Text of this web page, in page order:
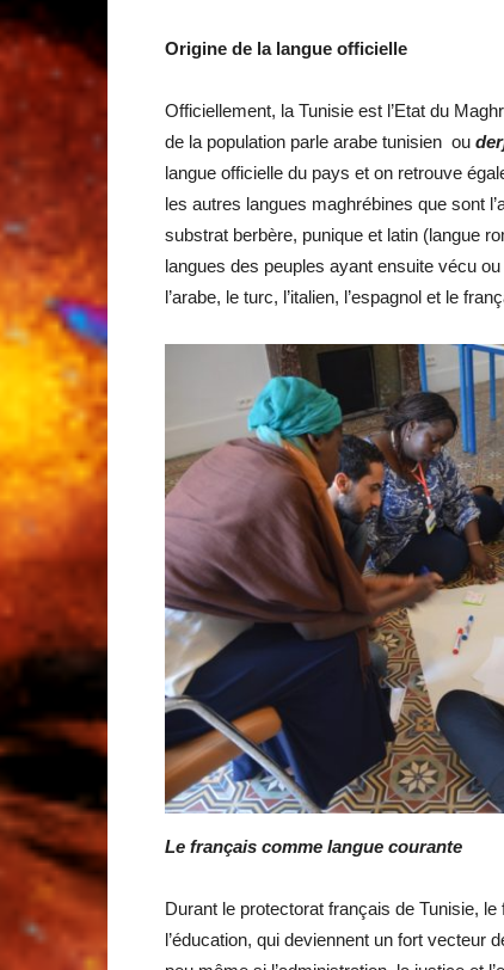
Origine de la langue officielle
Officiellement, la Tunisie est l’Etat du
de la population parle arabe tunisien ou
langue officielle du pays et on retrouve
les autres langues maghrébines que sont
substrat berbère, punique et latin (langue
langues des peuples ayant ensuite vécu
l’arabe, le turc, l’italien, l’espagnol et le
Le français comme langue courante
Durant le protectorat français de Tunisie,
l’éducation, qui deviennent un fort vecteur